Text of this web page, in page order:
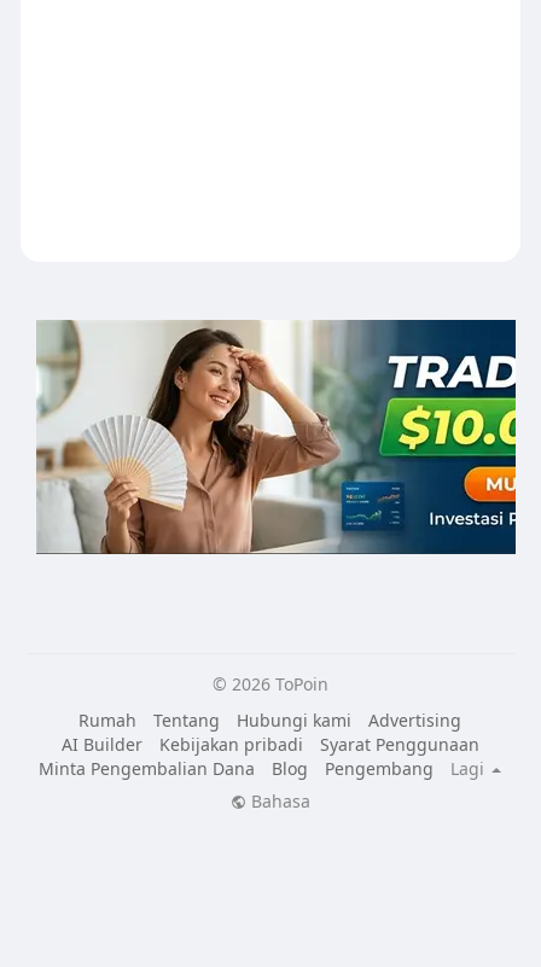
© 2026 ToPoin
Rumah
Tentang Hubungi kami
Advertising
AI Builder
Kebijakan pribadi
Syarat Penggunaan
Minta Pengembalian Dana
Blog Pengembang
Lagi
Bahasa